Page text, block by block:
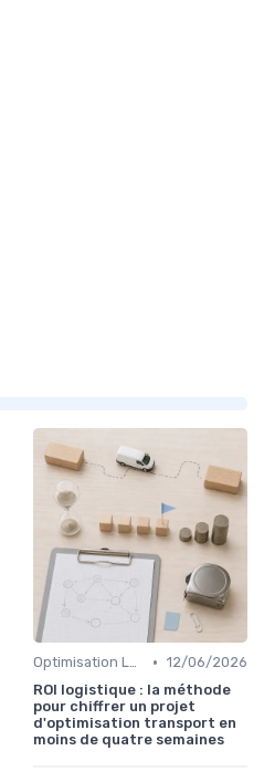
Optimisation Logistique • 12/06/2026
ROI logistique : la méthode
pour chiffrer un projet
d'optimisation transport en
moins de quatre semaines